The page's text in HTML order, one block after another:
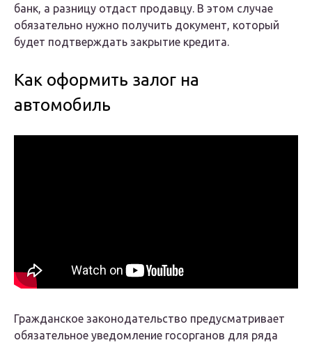
банк, а разницу отдаст продавцу. В этом случае
обязательно нужно получить документ, который
будет подтверждать закрытие кредита.
Как оформить залог на
автомобиль
Гражданское законодательство предусматривает
обязательное уведомление госорганов для ряда